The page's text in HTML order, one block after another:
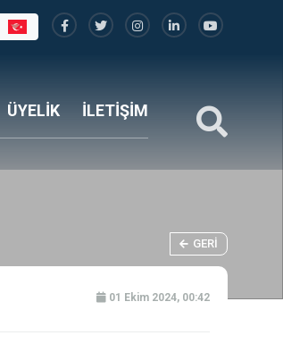
ÜYELİK İLETİŞİM
GERI
01 Ekim 2024, 00:42